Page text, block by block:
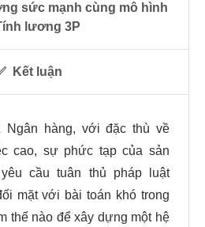
sức mạnh cùng mô hình
lương 3P
Kết luận
Ngân hàng, với đặc thù về
cao, sự phức tạp của sản
cầu tuân thủ pháp luật
mặt với bài toán khó trong
thế nào để xây dựng một hệ